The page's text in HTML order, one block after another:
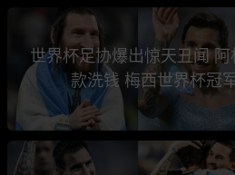
世界杯足协爆出惊天丑闻
款洗钱 梅西世界杯冠